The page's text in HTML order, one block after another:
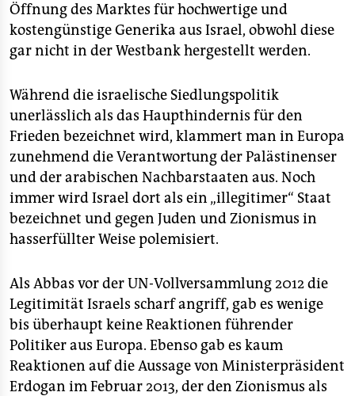
Öffnung des Marktes für hochwertige und
kostengünstige Generika aus Israel, obwohl diese
gar nicht in der Westbank hergestellt werden.
Während die israelische Siedlungspolitik
unerlässlich als das Haupthindernis für den
Frieden bezeichnet wird, klammert man in Europa
zunehmend die Verantwortung der Palästinenser
und der arabischen Nachbarstaaten aus. Noch
immer wird Israel dort als ein „illegitimer“ Staat
bezeichnet und gegen Juden und Zionismus in
hasserfüllter Weise polemisiert.
Als Abbas vor der UN-Vollversammlung 2012 die
Legitimität Israels scharf angriff, gab es wenige
bis überhaupt keine Reaktionen führender
Politiker aus Europa. Ebenso gab es kaum
Reaktionen auf die Aussage von Ministerpräsident
Erdogan im Februar 2013, der den Zionismus als